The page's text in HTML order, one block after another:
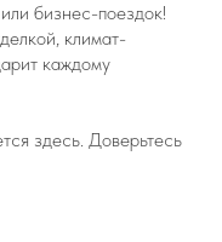
бизнес-поездок!
климат-
каждому
здесь. Доверьтесь